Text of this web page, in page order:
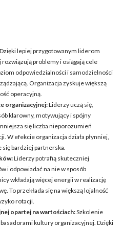
Dzięki lepiej przygotowanym liderom
problemy i osiągają cele
odpowiedzialności i samodzielności
Organizacja zyskuje większą
operacyjną.
organizacyjnej:Liderzy uczą się,
klarowny, motywujący i spójny
się liczba nieporozumień
W efekcie organizacja działa płynniej,
się bardziej partnerska.
Liderzy potrafią skuteczniej
i odpowiadać na nie w sposób
wkładają więcej energii w realizację
To przekłada się na większą lojalność
rotacji.
opartej na wartościach:Szkolenie
kultury organizacyjnej. Dzięki